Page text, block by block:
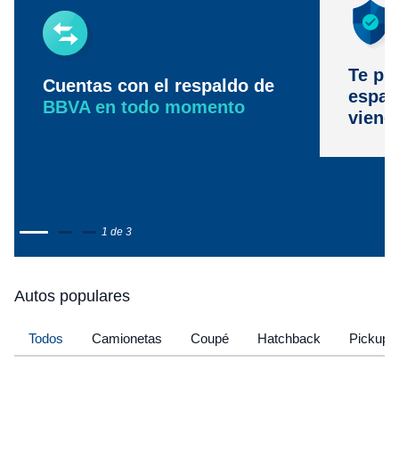
Cuentas con el respaldo de
BBVA en todo momento
Te
1 de 3
Autos populares
Todos Camionetas Coupé Hatchback Pickup